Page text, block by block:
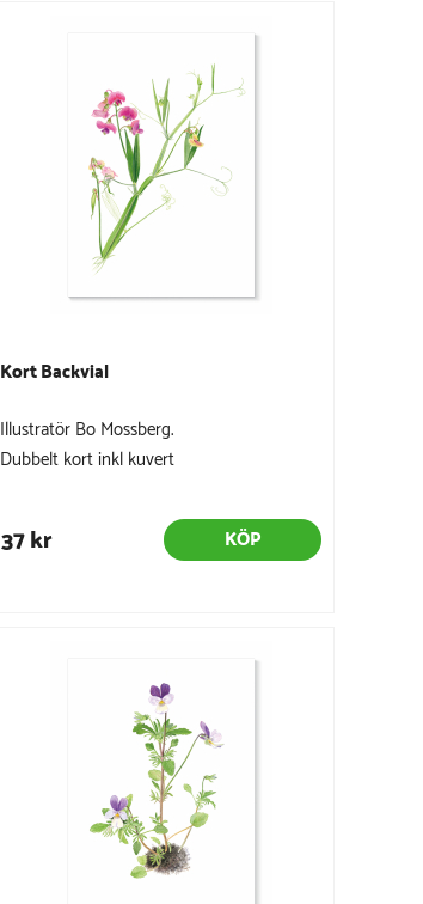
Kort Backvial
Illustratör Bo Mossberg.
Dubbelt kort inkl kuvert
37 kr KÖP